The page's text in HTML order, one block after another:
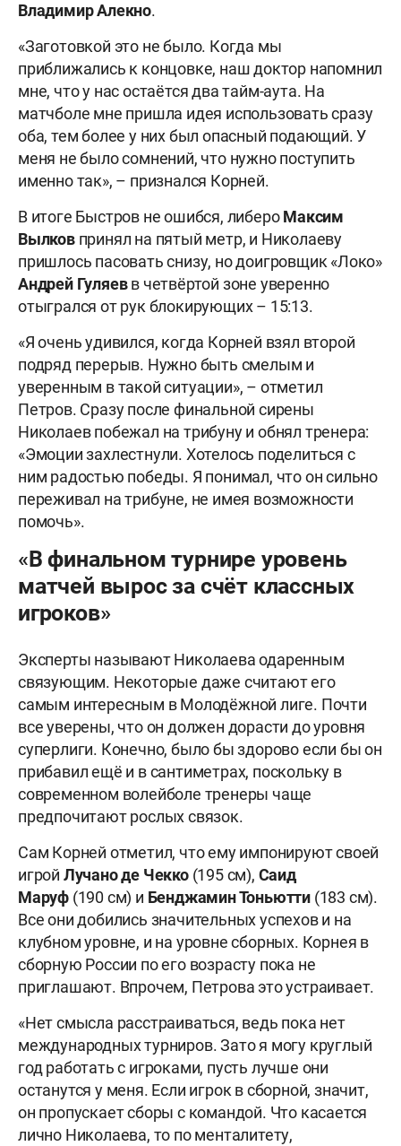
Владимир Алекно.
«Заготовкой это не было. Когда мы
приближались к концовке, наш доктор напомнил
мне, что у нас остаётся два тайм-аута. На
матчболе мне пришла идея использовать сразу
оба, тем более у них был опасный подающий. У
меня не было сомнений, что нужно поступить
именно так», – признался Корней.
В итоге Быстров не ошибся, либероМаксим
Вылковпринял на пятый метр, и Николаеву
пришлось пасовать снизу, но доигровщик «Локо»
Андрей Гуляевв четвёртой зоне уверенно
отыгрался от рук блокирующих – 15:13.
«Я очень удивился, когда Корней взял второй
подряд перерыв. Нужно быть смелым и
уверенным в такой ситуации», – отметил
Петров. Сразу после финальной сирены
Николаев побежал на трибуну и обнял тренера:
«Эмоции захлестнули. Хотелось поделиться с
ним радостью победы. Я понимал, что он сильно
переживал на трибуне, не имея возможности
помочь».
«В финальном турнире уровень
матчей вырос за счёт классных
игроков»
Эксперты называют Николаева одаренным
связующим. Некоторые даже считают его
самым интересным в Молодёжной лиге. Почти
все уверены, что он должен дорасти до уровня
суперлиги. Конечно, было бы здорово если бы он
прибавил ещё и в сантиметрах, поскольку в
современном волейболе тренеры чаще
предпочитают рослых связок.
Сам Корней отметил, что ему импонируют своей
игрой Лучано де Чекко(195 см), Саид
Маруф (190 см) и Бенджамин Тоньютти (183 см).
Все они добились значительных успехов и на
клубном уровне, и на уровне сборных. Корнея в
сборную России по его возрасту пока не
приглашают. Впрочем, Петрова это устраивает.
«Нет смысла расстраиваться, ведь пока нет
международных турниров. Зато я могу круглый
год работать с игроками, пусть лучше они
останутся у меня. Если игрок в сборной, значит,
он пропускает сборы с командой. Что касается
лично Николаева, то по менталитету,